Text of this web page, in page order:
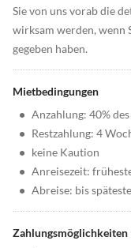
Sie von uns vorab die
wirksam werden, wenn
gegeben haben.
Mietbedingungen
• Anzahlung: 40%
• Restzahlung: 4
• keine Kaution
• Anreisezeit:
• Abreise: bis
Zahlungsmöglichkeiten